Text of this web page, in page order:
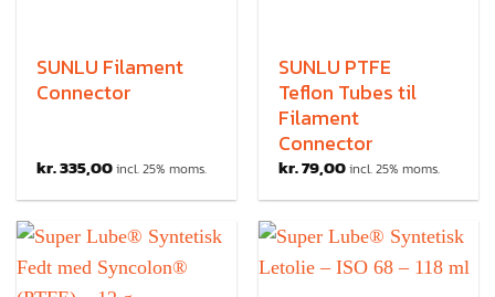
SUNLU Filament
Connector
kr.335,00incl. 25% moms.
SUNLU PTFE
Teflon Tubes til
Filament
Connector
kr.79,00incl. 25% moms.